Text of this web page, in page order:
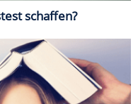
schaffen?